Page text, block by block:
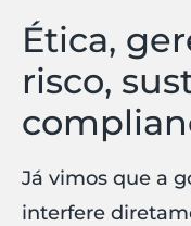
Ética,
risco,
Já vimos que a
interfere